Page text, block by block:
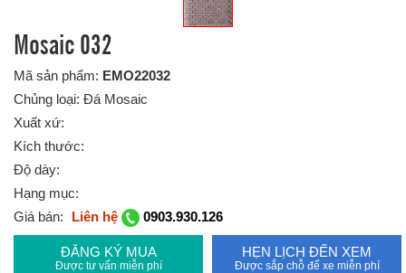
Mosaic 032
Mã sản phẩm: EMO22032
Chủng loại: Đá Mosaic
Xuất xứ:
Kích thước:
Độ dày:
Hạng mục:
Giá bán:
Liên hệ 0903.930.126
ĐĂNG KÝ MUA
Được tư vấn miễn phí
HẸN LỊCH ĐẾN XEM
Được sắp chỗ để xe miễn phí